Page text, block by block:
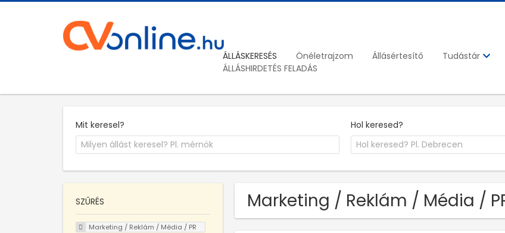
ÁLLÁSKERESÉS Önéletrajzom Állásértesítő Tudástár
ÁLLÁSHIRDETÉS FELADÁS
Mit keresel? Hol keresed?
Marketing / Reklám / Média /
SZŰRÉS
Marketing / Reklám / Média / PR